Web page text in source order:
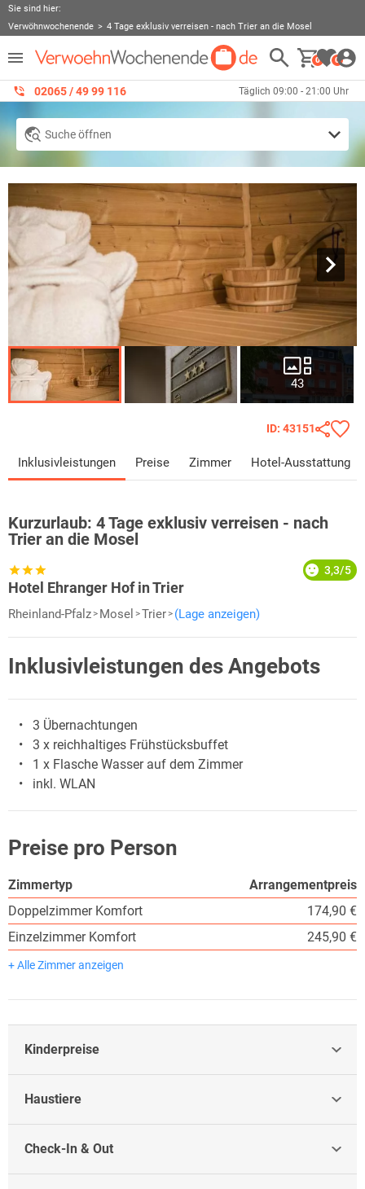
Sie sind hier:
Verwöhnwochenende
4 Tage exklusiv verreisen - nach Trier an die Mosel
0 0
02065 / 49 ‌99 116 Täglich 09:00 - 21:00 Uhr
Suche öffnen
43
ID: 43151
Inklusivleistungen Preise Zimmer Hotel-Ausstattung
Kurzurlaub: 4 Tage exklusiv verreisen - nach
Trier an die Mosel
Hotel Ehranger Hof in Trier
3,3/5
Rheinland-Pfalz Mosel Trier (Lage anzeigen)
Inklusivleistungen des Angebots
3 Übernachtungen
3 x reichhaltiges Frühstücksbuffet
1 x Flasche Wasser auf dem Zimmer
inkl. WLAN
Preise pro Person
Zimmertyp
Arrangementpreis
Doppelzimmer Komfort
174,90 €
Einzelzimmer Komfort
245,90 €
+ Alle Zimmer anzeigen
Kinderpreise
Haustiere
Check-In & Out